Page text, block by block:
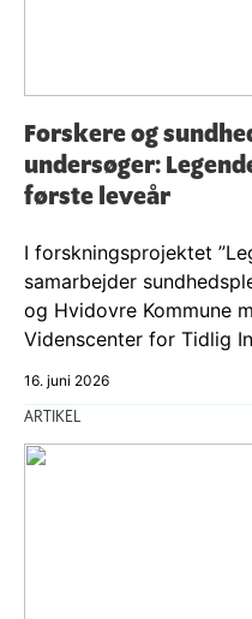
Forskere og
undersøger:
første leveår
I forskningsprojektet
samarbejder
og Hvidovre Kommune
Videnscenter for Tidlig
16. juni 2026
ARTIKEL